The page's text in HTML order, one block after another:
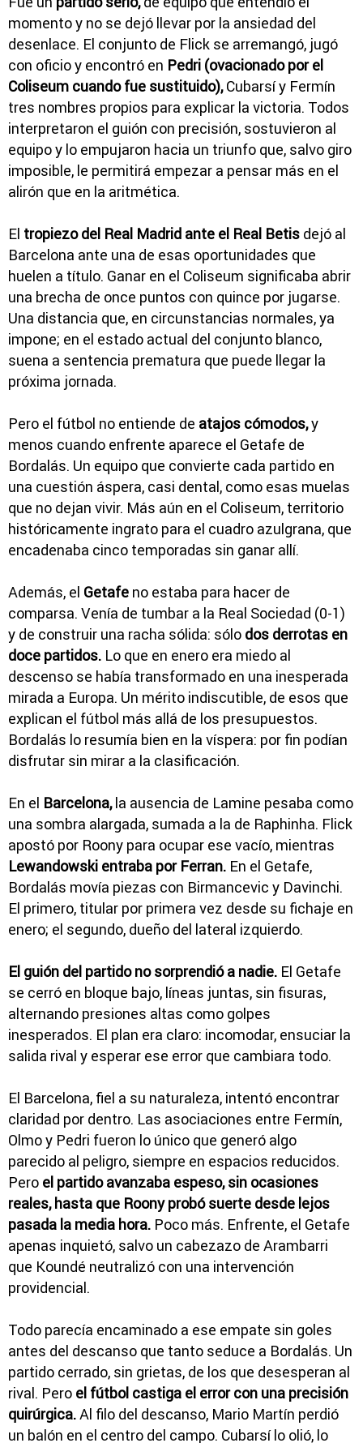
momento y no se dejó llevar por la ansiedad del
desenlace. El conjunto de Flick se arremangó, jugó
con oficio y encontró en Pedri (ovacionado por el
Coliseum cuando fue sustituido),Cubarsí y Fermín
tres nombres propios para explicar la victoria. Todos
interpretaron el guión con precisión, sostuvieron al
equipo y lo empujaron hacia un triunfo que, salvo giro
imposible, le permitirá empezar a pensar más en el
alirón que en la aritmética.
El tropiezo del Real Madrid ante el Real Betis dejó al
Barcelona ante una de esas oportunidades que
huelen a título. Ganar en el Coliseum significaba abrir
una brecha de once puntos con quince por jugarse.
Una distancia que, en circunstancias normales, ya
impone; en el estado actual del conjunto blanco,
suena a sentencia prematura que puede llegar la
próxima jornada.
Pero el fútbol no entiende de atajos cómodos,y
menos cuando enfrente aparece el Getafe de
Bordalás. Un equipo que convierte cada partido en
una cuestión áspera, casi dental, como esas muelas
que no dejan vivir. Más aún en el Coliseum, territorio
históricamente ingrato para el cuadro azulgrana, que
encadenaba cinco temporadas sin ganar allí.
Además, el Getafe no estaba para hacer de
comparsa. Venía de tumbar a la Real Sociedad (0-1)
y de construir una racha sólida: sólo dos derrotas en
doce partidos. Lo que en enero era miedo al
descenso se había transformado en una inesperada
mirada a Europa. Un mérito indiscutible, de esos que
explican el fútbol más allá de los presupuestos.
Bordalás lo resumía bien en la víspera: por fin podían
disfrutar sin mirar a la clasificación.
En el Barcelona,la ausencia de Lamine pesaba como
una sombra alargada, sumada a la de Raphinha. Flick
apostó por Roony para ocupar ese vacío, mientras
Lewandowski entraba por Ferran. En el Getafe,
Bordalás movía piezas con Birmancevic y Davinchi.
El primero, titular por primera vez desde su fichaje en
enero; el segundo, dueño del lateral izquierdo.
El guión del partido no sorprendió a nadie. El Getafe
se cerró en bloque bajo, líneas juntas, sin fisuras,
alternando presiones altas como golpes
inesperados. El plan era claro: incomodar, ensuciar la
salida rival y esperar ese error que cambiara todo.
El Barcelona, fiel a su naturaleza, intentó encontrar
claridad por dentro. Las asociaciones entre Fermín,
Olmo y Pedri fueron lo único que generó algo
parecido al peligro, siempre en espacios reducidos.
Pero el partido avanzaba espeso, sin ocasiones
reales, hasta que Roony probó suerte desde lejos
pasada la media hora. Poco más. Enfrente, el Getafe
apenas inquietó, salvo un cabezazo de Arambarri
que Koundé neutralizó con una intervención
providencial.
Todo parecía encaminado a ese empate sin goles
antes del descanso que tanto seduce a Bordalás. Un
partido cerrado, sin grietas, de los que desesperan al
rival. Pero el fútbol castiga el error con una precisión
quirúrgica.Al filo del descanso, Mario Martín perdió
un balón en el centro del campo. Cubarsí lo olió, lo